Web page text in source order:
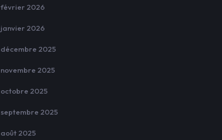
février 2026
janvier 2026
décembre 2025
novembre 2025
octobre 2025
septembre 2025
août 2025